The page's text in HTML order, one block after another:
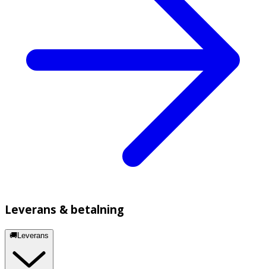
Förvaras vid högst 30 °C i originalförpackningen.
Förvaras utom syn- och räckhåll för barn.
Aktiva substanser (per 1 g salva):
Kamfer 110 mg,
mentol 100 mg, kajeputolja 70 mg, avmentoliserad
mintolja 60 mg, kryddnejlikolja 50 mg.
Övriga innehållsämnen:
kanelolja, fast paraffin och
Leverans & betalning
🚚Leverans